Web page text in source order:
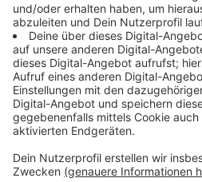
sagt der Kreis. Darüber hinaus
auch Senioren ihren
Ticket für den ÖPNV
Kreis. Man wolle das Angebot
fortführen. Es diene sowohl
Allgemeinheit im
Eigenschutz der Menschen.
Anzeige